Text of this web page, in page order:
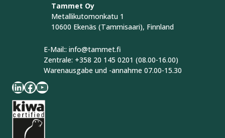
Tammet Oy
Metallikutomonkatu 1
10600 Ekenäs (Tammisaari), Finnland
E-Mail:: info@tammet.fi
Zentrale: +358 20 145 0201 (08.00-16.00)
Warenausgabe und -annahme 07.00-15.30
LinkedIn Facebook YouTube